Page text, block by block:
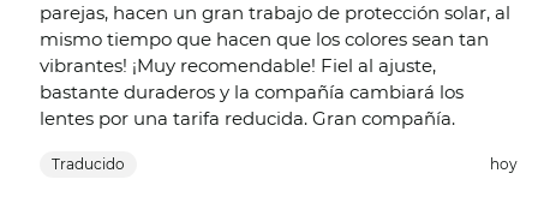
parejas, hacen un gran trabajo de protección solar, al
mismo tiempo que hacen que los colores sean tan
vibrantes! ¡Muy recomendable! Fiel al ajuste,
bastante duraderos y la compañía cambiará los
lentes por una tarifa reducida. Gran compañía.
Traducido hoy